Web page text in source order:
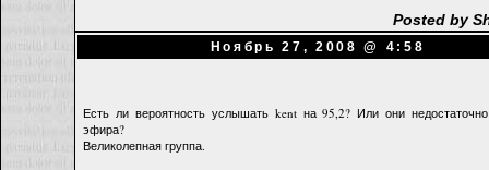
Posted by
Ноябрь 27, 2008 @ 4:58
Есть ли вероятность услышать kent на 95,2? Или они
эфира?
Великолепная группа.